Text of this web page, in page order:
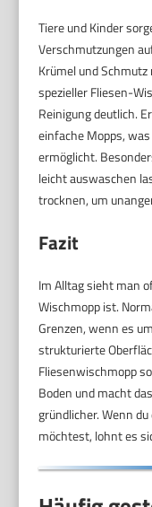
Tiere und Kinder
Verschmutzungen
Krümel und
spezieller Fliesen-
Reinigung deutlich.
einfache Mopps,
ermöglicht.
leicht auswaschen
trocknen, um
Fazit
Im Alltag sieht man
Wischmopp ist.
Grenzen, wenn es
strukturierte
Fliesenwischmopp
Boden und macht
gründlicher. Wenn
möchtest, lohnt es